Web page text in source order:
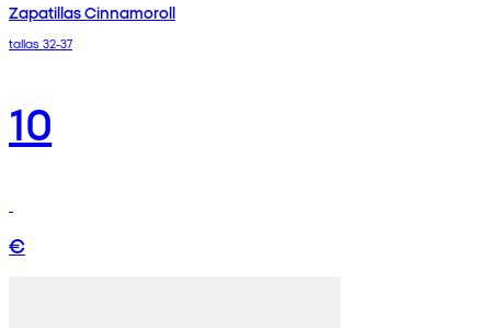
Zapatillas Cinnamoroll
tallas 32-37
10
€